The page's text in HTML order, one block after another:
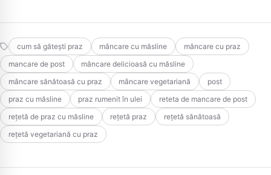
cum să gătești praz mâncare cu măsline
mâncare cu praz
mancare de post
mâncare delicioasă cu măsline
mâncare sănătoasă cu praz
mâncare vegetariană
post
praz cu măsline
praz rumenit în ulei
reteta de mancare de post
rețetă de praz cu măsline
rețetă praz
rețetă sănătoasă
rețetă vegetariană cu praz